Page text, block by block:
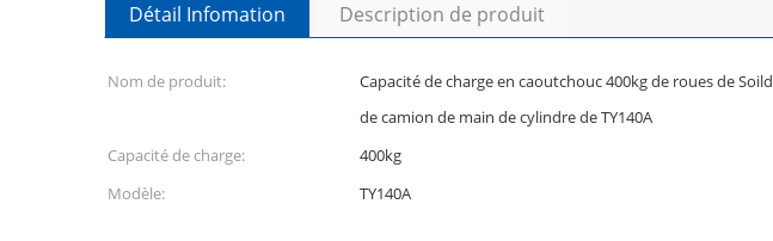
Détail Infomation Description de produit
Nom de produit:
Capacité de charge en caoutchouc 400kg de roues de Soild
de camion de main de cylindre de TY140A
Capacité de charge: 400kg
Modèle:
TY140A